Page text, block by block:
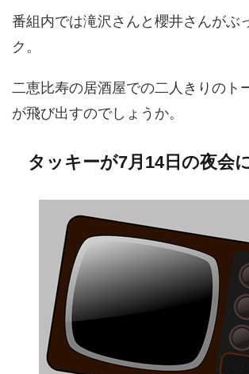
番組内では滝沢さんと櫻井さんがぶ
ク。
二恵比寿の居酒屋での二人きりのト
が飛び出すのでしょうか。
タッキーが7月14日の夜会